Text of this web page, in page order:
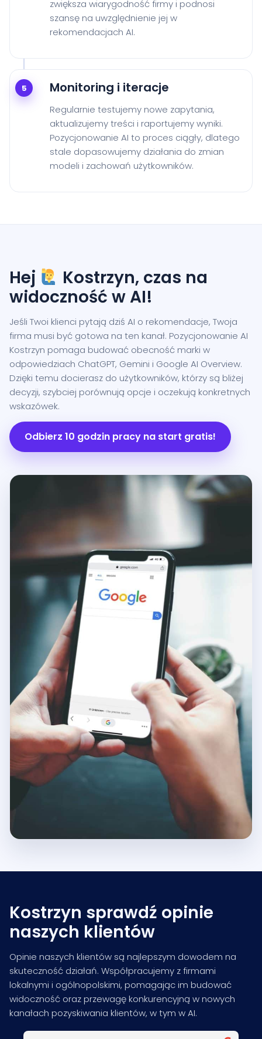
zwiększa wiarygodność firmy i podnosi
szansę na uwzględnienie jej w
rekomendacjach AI.
5 Monitoring i iteracje
Regularnie testujemy nowe zapytania,
aktualizujemy treści i raportujemy wyniki.
Pozycjonowanie AI to proces ciągły, dlatego
stale dopasowujemy działania do zmian
modeli i zachowań użytkowników.
Hej
Kostrzyn, czas na
widoczność w AI!
Jeśli Twoi klienci pytają dziś AI o rekomendacje, Twoja
firma musi być gotowa na ten kanał. Pozycjonowanie AI
Kostrzyn pomaga budować obecność marki w
odpowiedziach ChatGPT, Gemini i Google AI Overview.
Dzięki temu docierasz do użytkowników, którzy są bliżej
decyzji, szybciej porównują opcje i oczekują konkretnych
wskazówek.
Odbierz 10 godzin pracy na start gratis!
Kostrzyn sprawdź opinie
naszych klientów
Opinie naszych klientów są najlepszym dowodem na
skuteczność działań. Współpracujemy z firmami
lokalnymi i ogólnopolskimi, pomagając im budować
widoczność oraz przewagę konkurencyjną w nowych
kanałach pozyskiwania klientów, w tym w AI.